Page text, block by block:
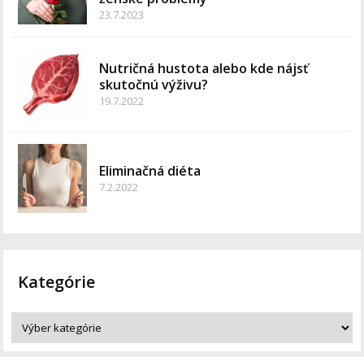
23.7.2023
Nutričná hustota alebo kde nájsť
skutočnú výživu?
19.7.2022
Eliminačná diéta
7.2.2022
Kategórie